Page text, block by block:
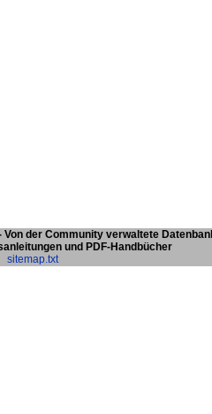
Von der Community verwaltete
und PDF-Handbücher
sitemap.txt